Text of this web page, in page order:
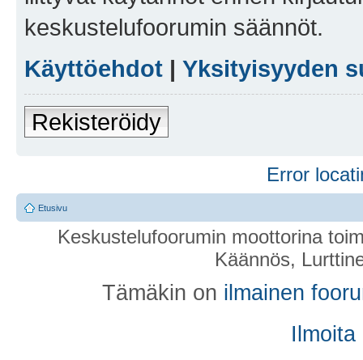
keskustelufoorumin säännöt.
Käyttöehdot | Yksityisyyden
Rekisteröidy
Error
Etusivu
Keskustelufoorumin moottorina
Käännös,
Tämäkin on ilmainen